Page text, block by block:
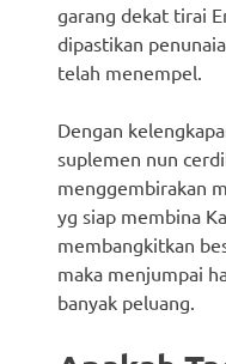
garang dekat tirai
dipastikan
telah menempel.
Dengan
suplemen nun
menggembirakan
yg siap membina
membangkitkan
maka menjumpai
banyak peluang.